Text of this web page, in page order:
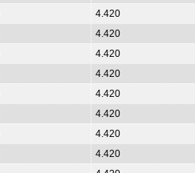
4.420
4.420
4.420
4.420
4.420
4.420
4.420
4.420